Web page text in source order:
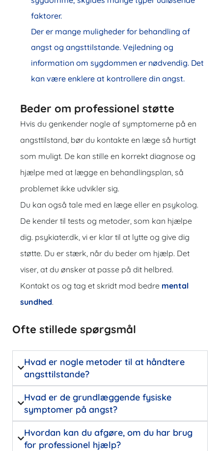
faktorer.
Der er mange muligheder for behandling af
angst og angsttilstande. Vejledning og
information om sygdommen er nødvendig. Det
kan være enklere at kontrollere din angst.
Beder om professionel støtte
Hvis du genkender nogle af symptomerne på en
angsttilstand, bør du kontakte en læge så hurtigt
som muligt. De kan stille en korrekt diagnose og
hjælpe med at lægge en behandlingsplan, så
problemet ikke udvikler sig.
Du kan også tale med en læge eller en psykolog.
De kender til tests og metoder, som kan hjælpe
dig. psykiater.dk , vi er klar til at lytte og give dig
støtte. Du er stærk, når du beder om hjælp. Det
viser, at du ønsker at passe på dit helbred.
Kontakt os og tag et skridt mod bedre mental
sundhed.
Ofte stillede spørgsmål
Hvad er nogle metoder til at håndtere
angsttilstande?
Hvad er de grundlæggende fysiske
symptomer på angst?
Hvordan kan du afgøre, om du har brug
for professionel hjælp?